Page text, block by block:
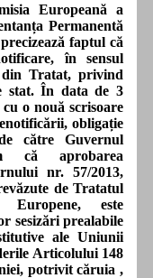
Europeană a
Permanentă
faptul că
în sensul
Tratat, privind
stat. În data de 3
o nouă scrisoare
obligație
către Guvernul
că aprobarea
nr. 57/2013,
de Tratatul
este
sesizări prealabile
ale Uniunii
Articolului 148
potrivit căruia ,